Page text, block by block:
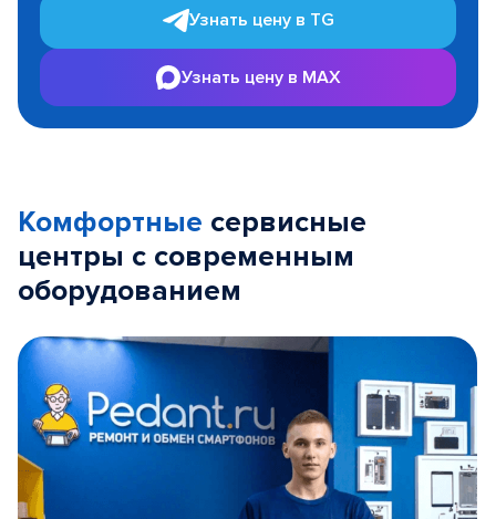
Узнать цену в TG
Узнать цену в MAX
Комфортные сервисные
центры с современным
оборудованием